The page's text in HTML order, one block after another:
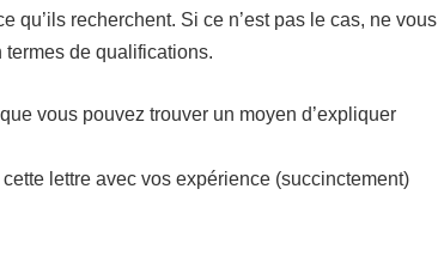
qu’ils recherchent. Si ce n’est pas le cas, ne vous
termes de qualifications.
vous pouvez trouver un moyen d’expliquer
lettre avec vos expérience (succinctement)